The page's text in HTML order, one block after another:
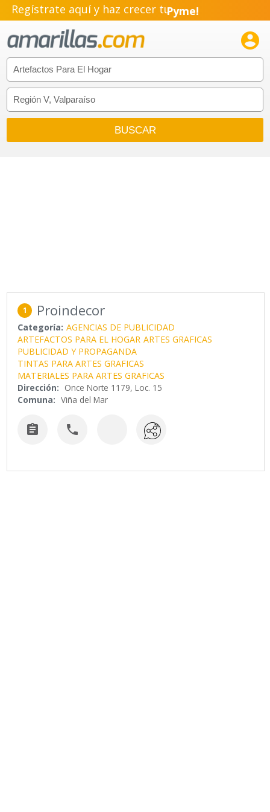
Regístrate aquí y haz crecer tuPyme!
Emprendimiento!

1 Proindecor
Categoría: AGENCIAS DE PUBLICIDAD
ARTEFACTOS PARA EL HOGAR ARTES GRAFICAS
PUBLICIDAD Y PROPAGANDA
TINTAS PARA ARTES GRAFICAS
MATERIALES PARA ARTES GRAFICAS
Dirección: Once Norte 1179, Loc. 15
Comuna: Viña del Mar
 